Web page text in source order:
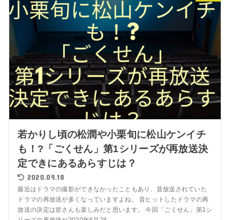
若かりし頃の松潤や小栗旬に松山ケンイチ
も！?「ごくせん」第1シリーズが再放送決
定できにあるあらすじは？
2020.09.18
最近はドラマの撮影ができなかったこともあり、昔放送されていた
ドラマの再放送が多くなっていますよね。 昔ヒットしたドラマの再
放送の決定は皆さんも楽しみだと思います。 今回「ごくせん」第1シ